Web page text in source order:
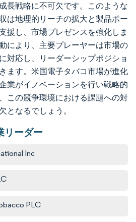
長戦略に不可欠です。このような
は地理的リーチの拡大と製品ポー
援し、市場プレゼンスを強化しま
により、主要プレーヤーは市場の
対応し、リーダーシップポジショ
ます。米国電子タバコ市場が進化
業がイノベーションを行い戦略的
この競争環境における課題への対
となるでしょう。
リーダー
Inc
PLC